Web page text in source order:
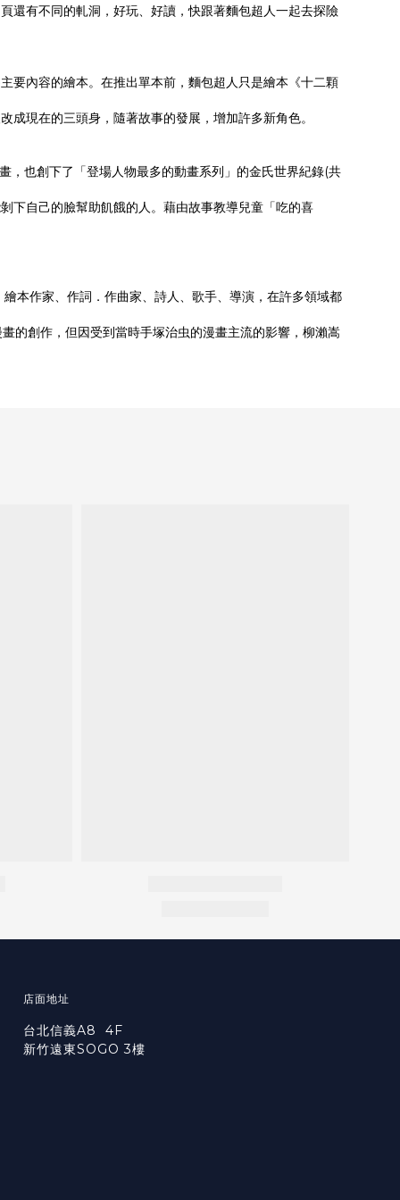
還有不同的軋洞，好玩、好讀，快跟著麵包超人一起去探險
要內容的繪本。在推出單本前，麵包超人只是繪本《十二顆
現在的三頭身，隨著故事的發展，增加許多新角色。
，也創下了「登場人物最多的動畫系列」的金氏世界紀錄(共
下自己的臉幫助飢餓的人。藉由故事教導兒童「吃的喜
本作家、作詞．作曲家、詩人、歌手、導演，在許多領域都
的創作，但因受到當時手塚治虫的漫畫主流的影響，柳瀨嵩
店面地址
台北信義A8 4F
新竹遠東SOGO 3樓